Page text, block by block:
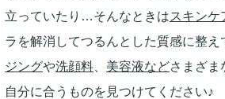
立っていたり…そんなときはスキンケ
ラを解消してつるんとした質感に整
ジングや洗顔料 美容液などさまざま
自分に合うものを見つけてください♪